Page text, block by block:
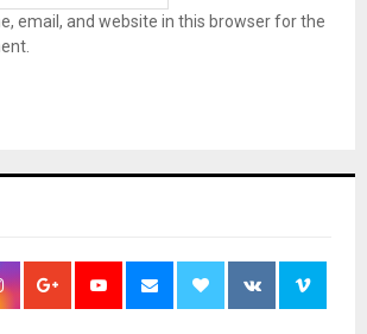
email, and website in this browser for the